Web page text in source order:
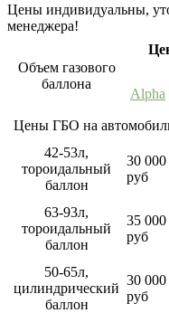
Цены индивидуальны,
менеджера!
Объем газового
баллона
Alpha
Цены ГБО на
42-53л,
тороидальный
баллон
30 000
руб
63-93л,
тороидальный
баллон
35 000
руб
50-65л,
цилиндрический
баллон
30 000
руб